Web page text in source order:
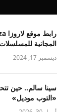
المجانية
ديسمبر 17, 2024
سينا سالم.. حين
«التوب موديل»